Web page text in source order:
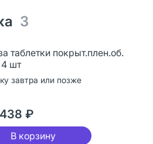
3
таблетки покрыт.плен.об.
шт
завтра или позже
438 ₽
В корзину